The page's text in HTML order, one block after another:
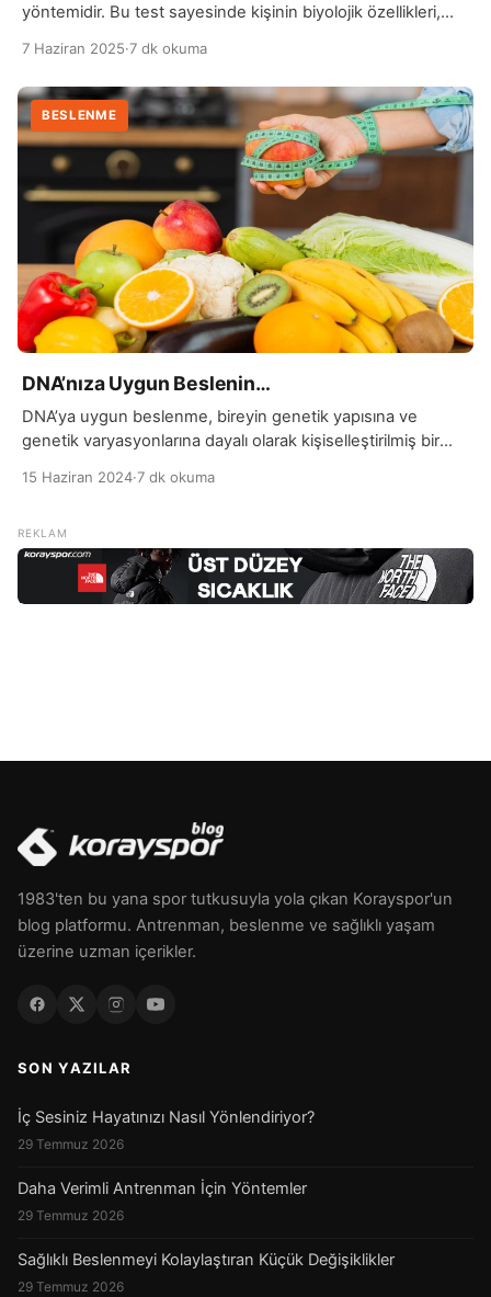
yöntemidir. Bu test sayesinde kişinin biyolojik özellikleri,
önemli bilgiye ulaşmak mümkün olur. DNA, her bireye özgü
benzersiz bir yapıya sahip olduğundan, test sonuçları
kişisel kimlik doğrulama ve aile bağlarının belirlenmesinde
de sıkça kullanılır. Günümüzde DNA testleri, tıp, adli […]
7 Haziran 2025·7 dk okuma
BESLENME
DNA’nıza Uygun Beslenin…
DNA’ya uygun beslenme, bireyin genetik yapısına ve
genetik varyasyonlarına dayalı olarak kişiselleştirilmiş bir
bu genetik farklılıklar, besinlerin vücutta nasıl işlendiği ve
beslenme, kişinin genetik özelliklerini dikkate alarak, sağlık,
kilo kontrolü, enerji seviyeleri ve genel iyilik hali gibi
faktörleri optimize etmeyi amaçlar. […]
15 Haziran 2024·7 dk okuma
1983'ten bu yana spor tutkusuyla yola çıkan Korayspor'un
blog platformu. Antrenman, beslenme ve sağlıklı yaşam
üzerine uzman içerikler.
SON YAZILAR
İç Sesiniz Hayatınızı Nasıl Yönlendiriyor?
29 Temmuz 2026
Daha Verimli Antrenman İçin Yöntemler
29 Temmuz 2026
Sağlıklı Beslenmeyi Kolaylaştıran Küçük Değişiklikler
29 Temmuz 2026